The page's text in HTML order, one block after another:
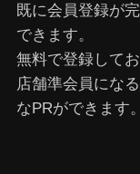
つけ麺
つけ麺
既に会員登録が
できます。
無料で登録して
店舗準会員にな
なPRができます。